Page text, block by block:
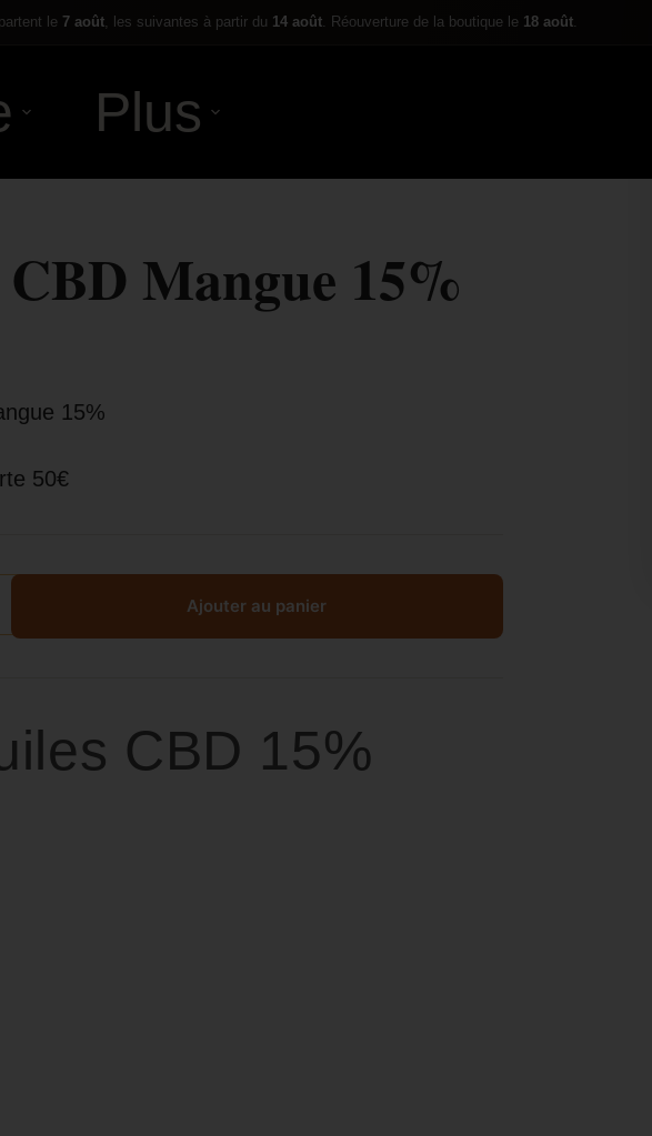
le 7 août, les suivantes à partir du 14 août. Réouverture de la boutique le 18 août.
Plus
Mangue 15%
15%
50€
Ajouter au panier
CBD 15%